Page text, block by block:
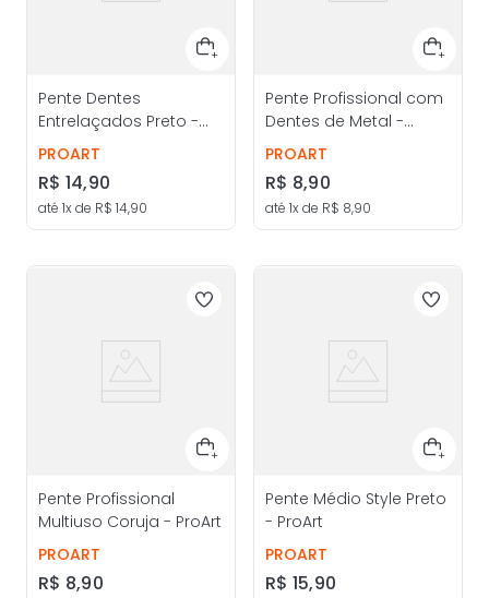
Pente Dentes
Entrelaçados Preto -
ProArt
PROART
R$ 14,90
até 1x de R$ 14,90
Pente Profissional com
Dentes de Metal -
ProArt
PROART
R$ 8,90
até 1x de R$ 8,90
Pente Profissional
Multiuso Coruja - ProArt
PROART
R$ 8,90
Pente Médio Style Preto
- ProArt
PROART
R$ 15,90